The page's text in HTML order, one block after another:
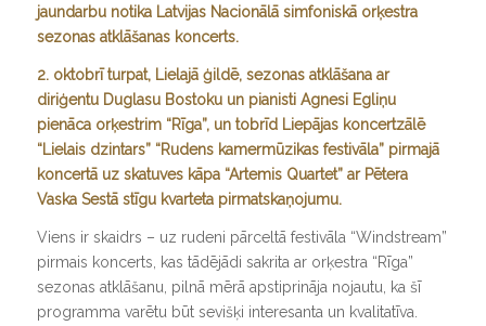
jaundarbu notika Latvijas Nacionālā simfoniskā orķestra
sezonas atklāšanas koncerts.
2. oktobrī turpat, Lielajā ģildē, sezonas atklāšana ar
diriģentu Duglasu Bostoku un pianisti Agnesi Egliņu
pienāca orķestrim “Rīga”, un tobrīd Liepājas koncertzālē
“Lielais dzintars” “Rudens kamermūzikas festivāla” pirmajā
koncertā uz skatuves kāpa “Artemis Quartet” ar Pētera
Vaska Sestā stīgu kvarteta pirmatskaņojumu.
Viens ir skaidrs – uz rudeni pārceltā festivāla “Windstream”
pirmais koncerts, kas tādējādi sakrita ar orķestra “Rīga”
sezonas atklāšanu, pilnā mērā apstiprināja nojautu, ka šī
programma varētu būt sevišķi interesanta un kvalitatīva.